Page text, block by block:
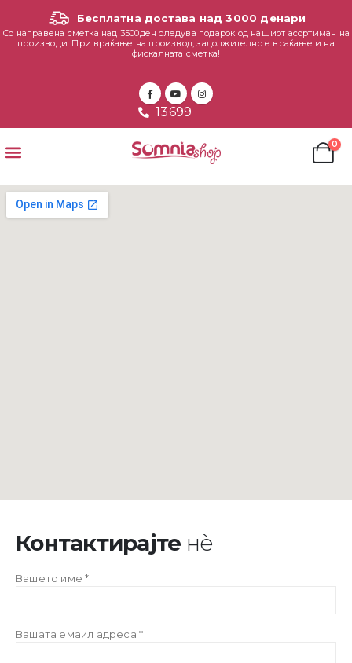
Бесплатна достава над 3000 денари
Со направена сметка над 3500ден следува подарок од нашиот асортиман на
производи. При враќање на производ, задолжително е враќање и на
фискалната сметка!
13699
0
Контактирајте нѐ
Вашето име *
Вашата емаил адреса *